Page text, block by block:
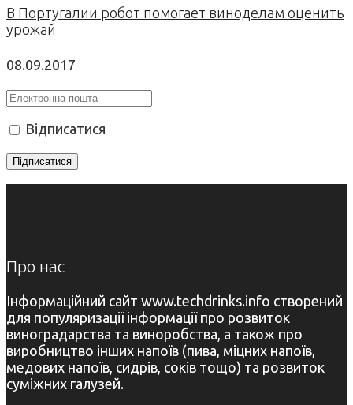
В Португалии робот помогает виноделам оценить
урожай
08.09.2017
Відписатися
Про нас
Інформаційний сайт www.techdrinks.info створений
для популяризації інформації про розвиток
виноградарства та виноробства, а також про
виробництво інших напоїв (пива, міцних напоїв,
медових напоїв, сидрів, соків тощо) та розвиток
суміжних галузей.